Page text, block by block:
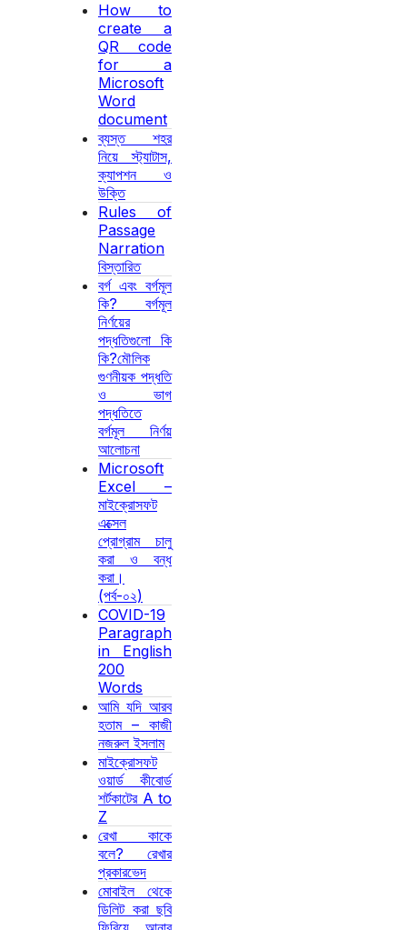
How to
create a
QR code
for a
Microsoft
Word
document
ব্যস্ত শহর
নিয়ে স্ট্যাটাস,
ক্যাপশন ও
উক্তি
Rules of
Passage
Narration
বিস্তারিত
বর্গ এবং বর্গমূল
কি? বর্গমূল
নির্ণয়ের
পদ্ধতিগুলো কি
কি?মৌলিক
গুণনীয়ক পদ্ধতি
ও ভাগ
পদ্ধতিতে
বর্গমূল নির্ণয়
আলোচনা
Microsoft
Excel –
মাইক্রোসফট
এক্সেল
প্রোগ্রাম চালু
করা ও বন্ধ
করা।
(পর্ব-০২)
COVID-19
Paragraph
in English
200
Words
আমি যদি আরব
হতাম – কাজী
নজরুল ইসলাম
মাইক্রোসফট
ওয়ার্ড কীবোর্ড
শর্টকাটের A to
Z
রেখা কাকে
বলে? রেখার
প্রকারভেদ
মোবাইল থেকে
ডিলিট করা ছবি